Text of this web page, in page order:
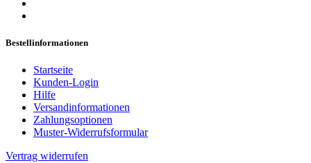
Bestellinformationen
Startseite
Kunden-Login
Hilfe
Versandinformationen
Zahlungsoptionen
Muster-Widerrufsformular
Vertrag widerrufen